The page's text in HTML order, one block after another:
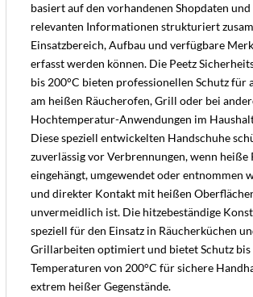
basiert auf den vorhandenen Shopdaten und
relevanten Informationen strukturiert
Einsatzbereich, Aufbau und verfügbare
erfasst werden können. Die Peetz
bis 200°C bieten professionellen Schutz für
am heißen Räucherofen, Grill oder bei
Hochtemperatur-Anwendungen im
Diese speziell entwickelten Handschuhe
zuverlässig vor Verbrennungen, wenn heiße
eingehängt, umgewendet oder entnommen
und direkter Kontakt mit heißen
unvermeidlich ist. Die hitzebeständige
speziell für den Einsatz in Räucherküchen
Grillarbeiten optimiert und bietet Schutz bis
Temperaturen von 200°C für sichere
extrem heißer Gegenstände.